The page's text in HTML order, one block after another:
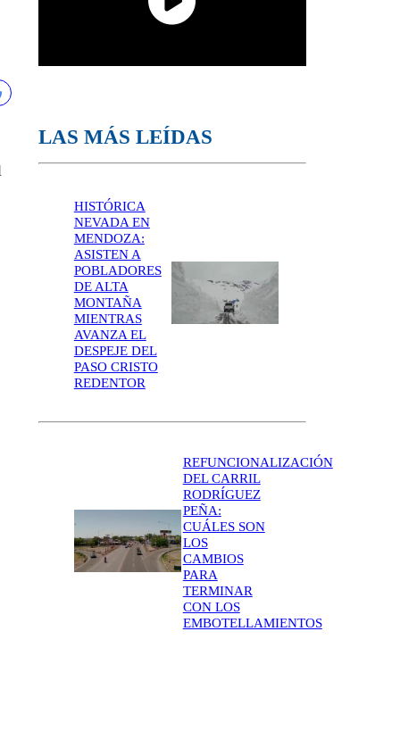
LAS MÁS LEÍDAS
HISTÓRICA
NEVADA EN
MENDOZA:
ASISTEN A
POBLADORES
DE ALTA
MONTAÑA
MIENTRAS
AVANZA EL
DESPEJE DEL
PASO CRISTO
REDENTOR
REFUNCIONALIZACIÓN
DEL CARRIL
RODRÍGUEZ
PEÑA:
CUÁLES SON
LOS
CAMBIOS
PARA
TERMINAR
CON LOS
EMBOTELLAMIENTOS